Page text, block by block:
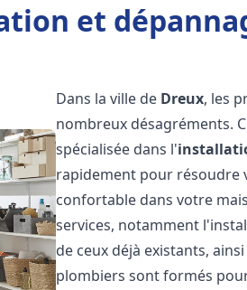
et
Dans la ville de Dreux, les
nombreux désagréments.
spécialisée dans l'
rapidement pour résoudre
confortable dans votre
services, notamment
de ceux déjà existants,
plombiers sont formés